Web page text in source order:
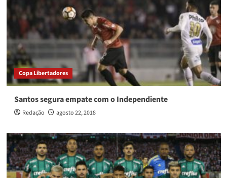
Copa Libertadores
Santos segura empate com o Independiente
Redação agosto 22, 2018